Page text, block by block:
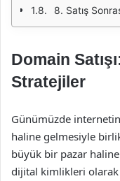
8. Satış
Domain
Stratejiler
Günümüzde
haline gelmesiyle
büyük bir pazar
dijital kimlikleri